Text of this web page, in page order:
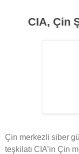
CIA, Çin
Çin merkezli siber
teşkilatı CIA’in Çin